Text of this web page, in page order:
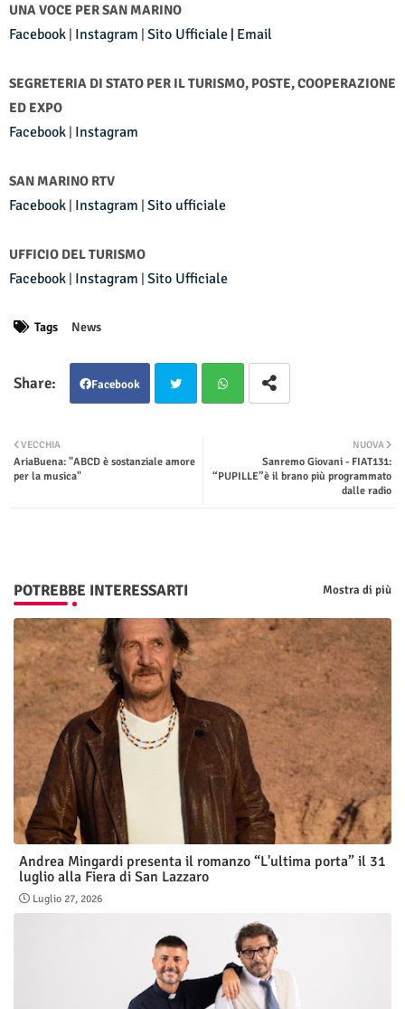
UNA VOCE PER SAN MARINO
Facebook | Instagram | Sito Ufficiale | Email
SEGRETERIA DI STATO PER IL TURISMO, POSTE, COOPERAZIONE
ED EXPO
Facebook | Instagram
SAN MARINO RTV
Facebook | Instagram | Sito ufficiale
UFFICIO DEL TURISMO
Facebook | Instagram | Sito Ufficiale
Tags News
Facebook
ter
NUOVA
Sanremo Giovani - FIAT131:
“PUPILLE”è il brano più programmato
dalle radio
VECCHIA
AriaBuena: "ABCD è sostanziale amore
per la musica"
POTREBBE INTERESSARTI Mostra di più
Andrea Mingardi presenta il romanzo “L'ultima porta” il 31
luglio alla Fiera di San Lazzaro
Luglio 27, 2026